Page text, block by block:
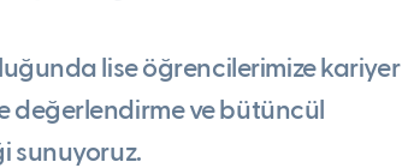
lise öğrencilerimize kariyer
değerlendirme ve bütüncül
sunuyoruz.